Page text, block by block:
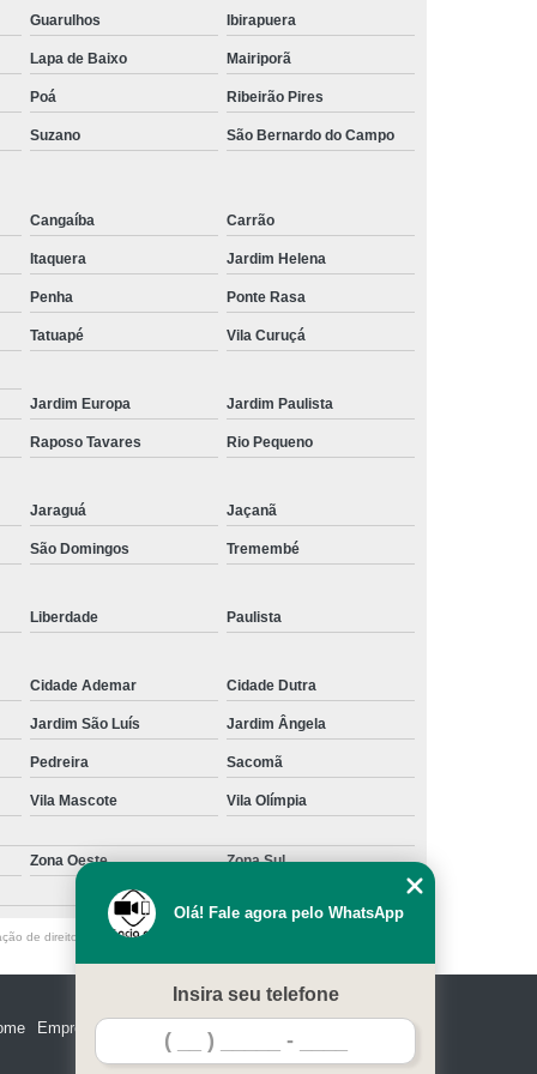
Guarulhos Ibirapuera
Lapa de Baixo Mairiporã
Poá Ribeirão Pires
Suzano São Bernardo do Campo
Cangaíba Carrão
Itaquera Jardim Helena
Penha Ponte Rasa
Tatuapé Vila Curuçá
Jardim Europa Jardim Paulista
Raposo Tavares Rio Pequeno
Jaraguá Jaçanã
São Domingos Tremembé
Liberdade Paulista
Cidade Ademar Cidade Dutra
Jardim São Luís Jardim Ângela
Pedreira Sacomã
Vila Mascote Vila Olímpia
Zona Oeste Zona Sul
de direito autoral – artigo 184 do Código Penal –
Empresa
Olá! Fale agora pelo WhatsApp
Insira seu telefone